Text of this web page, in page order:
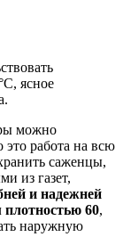
ясное
можно
работа на всю
саженцы,
из газет,
и надежней
60,
наружную